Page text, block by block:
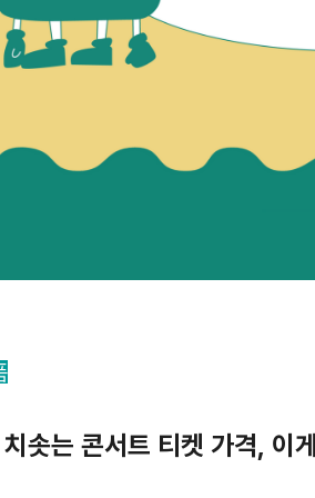
솟는 콘서트 티켓 가격, 이